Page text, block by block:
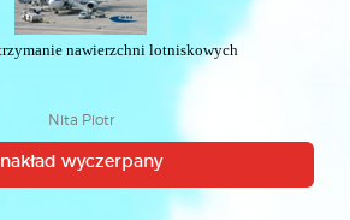
nawierzchni lotniskowych
Nita Piotr
nakład wyczerpany